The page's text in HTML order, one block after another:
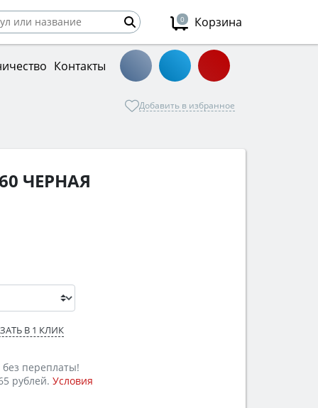
0 Корзина
Контакты
Добавить в избранное
60 ЧЕРНАЯ
В 1 КЛИК
переплаты!
рублей. Условия